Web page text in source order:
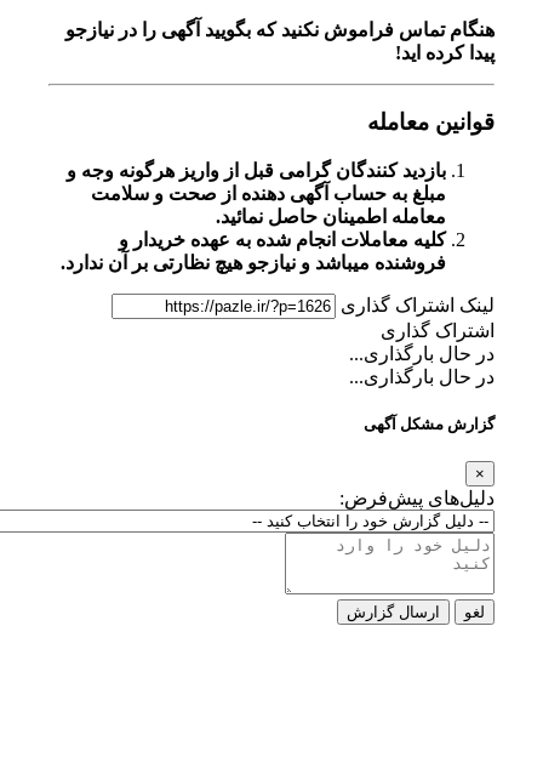
هنگام تماس فراموش نکنید که بگویید آگهی را در نیازجو
پیدا کرده اید!
قوانین معامله
بازدید کنندگان گرامی قبل از واریز هرگونه وجه و
مبلغ به حساب آگهی دهنده از صحت و سلامت
معامله اطمینان حاصل نمائید.
کلیه معاملات انجام شده به عهده خریدار و
فروشنده میباشد و نیازجو هیچ نظارتی بر آن ندارد.
لینک اشتراک گذاری
اشتراک گذاری
در حال بارگذاری...
در حال بارگذاری...
گزارش مشکل آگهی
دلیل‌های پیش‌فرض:
ارسال گزارش